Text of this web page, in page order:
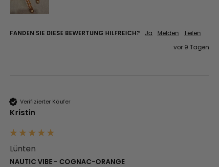
FANDEN SIE DIESE BEWERTUNG HILFREICH? Ja Melden
Teilen
vor 9 Tagen
Verifizierter Käufer
Kristin
Lünten
NAUTIC VIBE - COGNAC-ORANGE